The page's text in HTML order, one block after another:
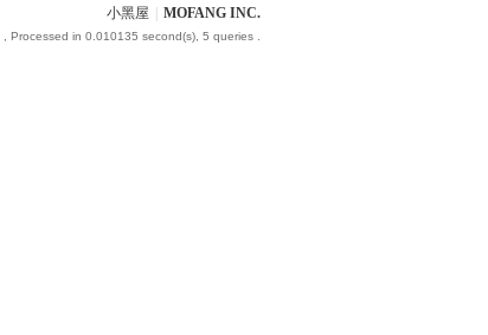
小黑屋 MOFANG INC.
, Processed in 0.010135 second(s), 5 queries .